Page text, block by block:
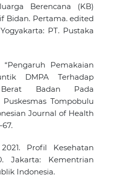
Berencana (KB)
Bidan. Pertama. edited
PT. Pustaka
Pemakaian
DMPA Terhadap
Berat Badan Pada
Tompobulu
Journal of Health
Profil Kesehatan
Jakarta: Kementrian
Indonesia.